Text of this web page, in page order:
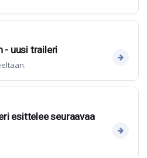
- uusi traileri
esittelee seuraavaa